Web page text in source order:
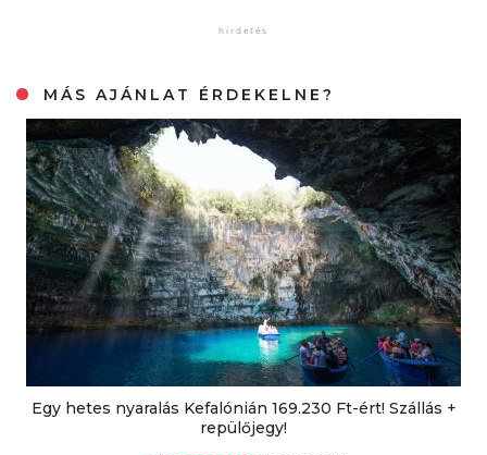
MÁS AJÁNLAT ÉRDEKELNE?
Egy hetes nyaralás Kefalónián 169.230 Ft-ért! Szállás +
repülőjegy!